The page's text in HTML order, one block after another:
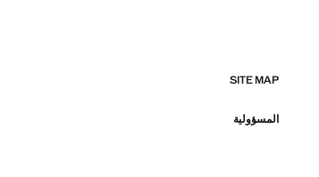
SITE MAP
المسؤولية